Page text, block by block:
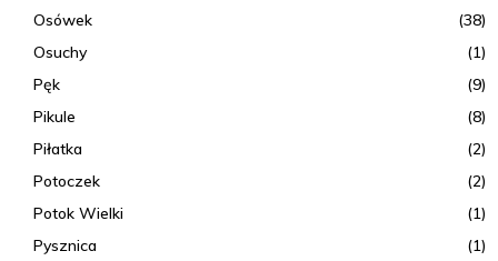
Osówek
(38)
Osuchy
(1)
Pęk
(9)
Pikule
(8)
Piłatka
(2)
Potoczek
(2)
Potok Wielki
(1)
Pysznica
(1)